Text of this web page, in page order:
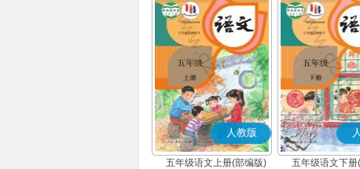
人教版
五年级语文上册(部编版) 五年级语文下册